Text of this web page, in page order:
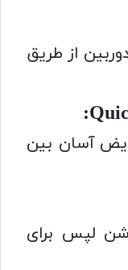
از طریق
آسان بین
لپس برای